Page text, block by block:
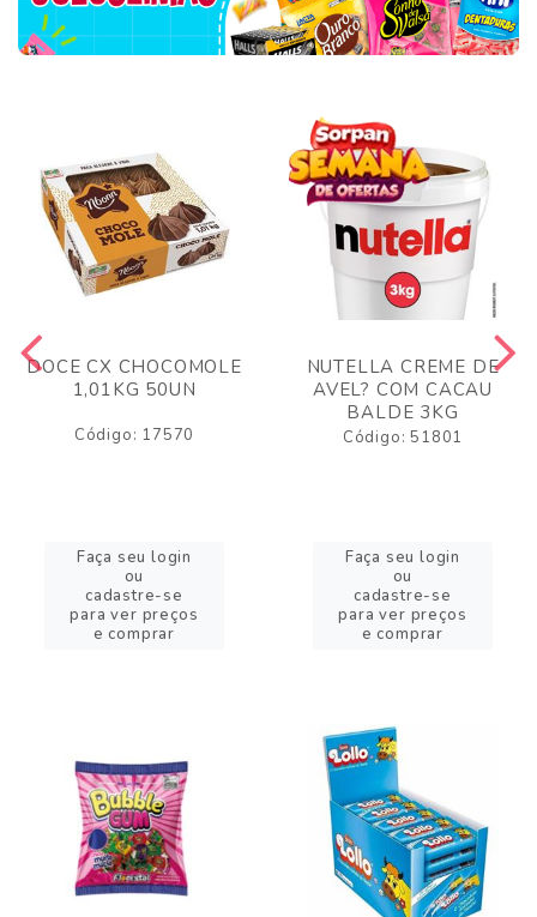
DOCE CX CHOCOMOLE
1,01KG 50UN
Código: 17570
Faça seu login
ou
cadastre-se
para ver preços
e comprar
NUTELLA CREME DE
AVEL? COM CACAU
BALDE 3KG
Código: 51801
Faça seu login
ou
cadastre-se
para ver preços
e comprar